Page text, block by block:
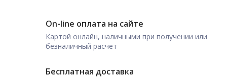
On-line оплата на сайте
Картой онлайн, наличными при получении или
безналичный расчет
Бесплатная доставка